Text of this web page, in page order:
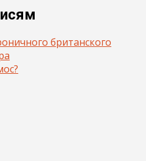
британского